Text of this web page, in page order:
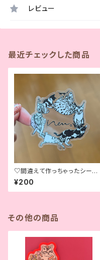
レビュー
最近チェックした商品
♡間違えて作っちゃったシール
♡ Oops Sticker♡
¥200
その他の商品